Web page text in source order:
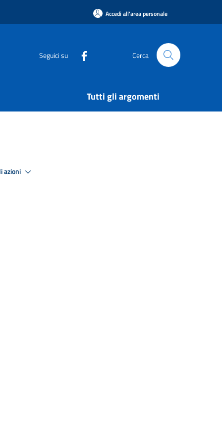
Accedi all'area personale
Seguici su Cerca
Tutti gli argomenti
azioni